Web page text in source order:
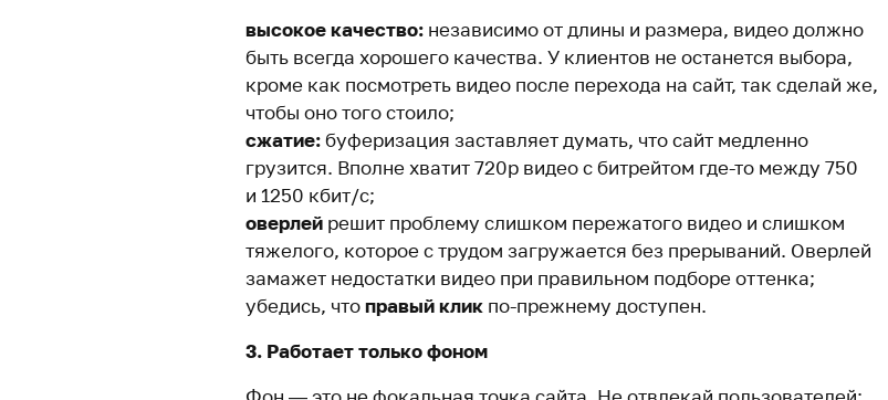
высокое качество: независимо от длины и размера, видео должно
быть всегда хорошего качества. У клиентов не останется выбора,
кроме как посмотреть видео после перехода на сайт, так сделай же,
чтобы оно того стоило;
сжатие:буферизация заставляет думать, что сайт медленно
грузится. Вполне хватит 720p видео с битрейтом где-то между 750
и 1250 кбит/с;
оверлей решит проблему слишком пережатого видео и слишком
тяжелого, которое с трудом загружается без прерываний. Оверлей
замажет недостатки видео при правильном подборе оттенка;
убедись, чтоправый клик по-прежнему доступен.
3. Работает только фоном